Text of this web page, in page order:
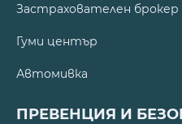
Застрахователен брокер
Гуми център
Автомивка
ПРЕВЕНЦИЯ И